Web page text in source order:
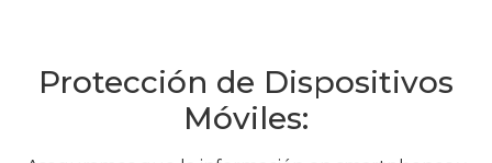
Protección de Dispositivos
Móviles: